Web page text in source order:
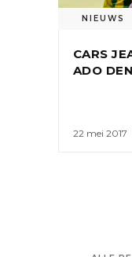
NIEUWS
CARS
ADO
22 mei 2017